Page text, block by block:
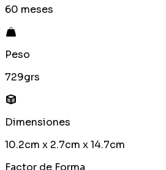
60 meses
Peso
729grs
Dimensiones
10.2cm x 2.7cm x 14.7cm
Factor de Forma